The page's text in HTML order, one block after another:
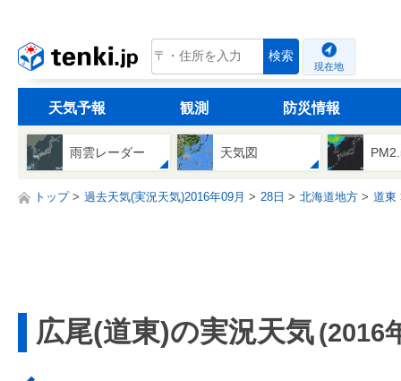
tenki.jp 検索
現在地
天気予報 観測 防災情報
雨雲レーダー 天気図
トップ 過去天気(実況天気)2016年09月 28日 北海道地方 道東
広尾(道東)の実況天気(2016